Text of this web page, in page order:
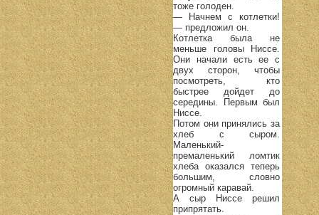
тоже голоден.
— Начнем с котлетки!
— предложил он.
Котлетка была не
меньше головы Ниссе.
Они начали есть ее с
двух сторон, чтобы
посмотреть, кто
быстрее дойдет до
середины. Первым был
Ниссе.
Потом они принялись за
хлеб с сыром.
Маленький-
премаленький ломтик
хлеба оказался теперь
большим, словно
огромный каравай.
А сыр Ниссе решил
припрятать.